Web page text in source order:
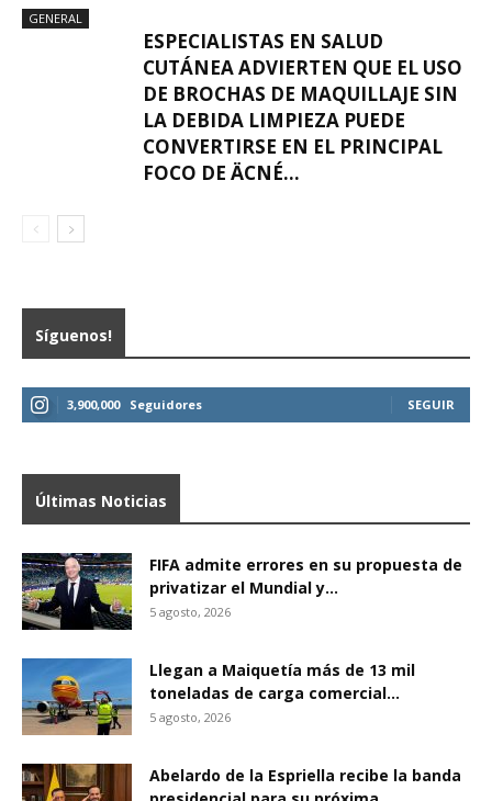
GENERAL
ESPECIALISTAS EN SALUD
CUTÁNEA ADVIERTEN QUE EL USO
DE BROCHAS DE MAQUILLAJE SIN
LA DEBIDA LIMPIEZA PUEDE
CONVERTIRSE EN EL PRINCIPAL
FOCO DE ÄCNÉ...
Síguenos!
3,900,000 Seguidores SEGUIR
Últimas Noticias
FIFA admite errores en su propuesta de
privatizar el Mundial y...
5 agosto, 2026
Llegan a Maiquetía más de 13 mil
toneladas de carga comercial...
5 agosto, 2026
Abelardo de la Espriella recibe la banda